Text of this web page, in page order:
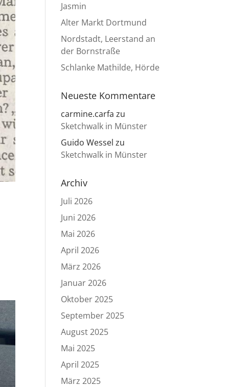
Jasmin
Alter Markt Dortmund
Nordstadt, Leerstand an
der Bornstraße
Schlanke Mathilde, Hörde
Neueste Kommentare
carmine.carfa zu
Sketchwalk in Münster
Guido Wessel zu
Sketchwalk in Münster
Archiv
Juli 2026
Juni 2026
Mai 2026
April 2026
März 2026
Januar 2026
Oktober 2025
September 2025
August 2025
Mai 2025
April 2025
März 2025